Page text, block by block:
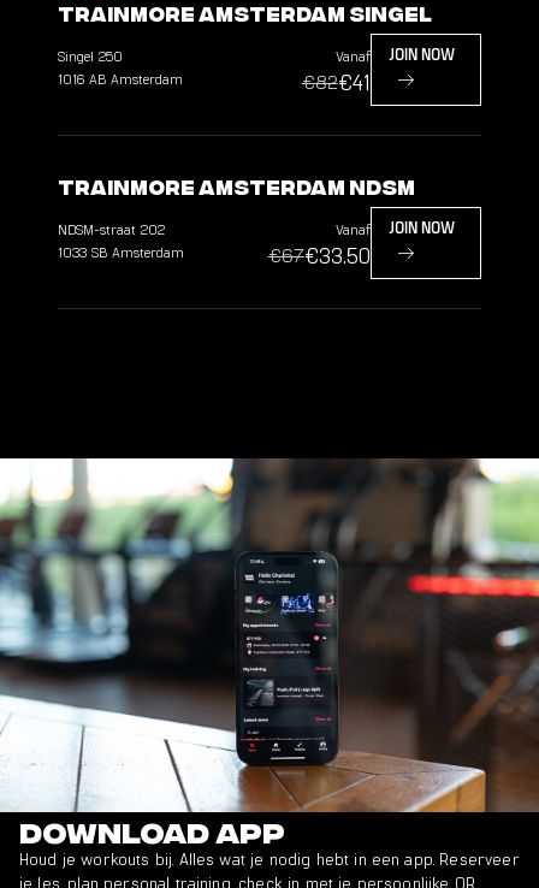
TrainMore Amsterdam Singel
Singel 250
1016 AB Amsterdam
Vanaf
€82€41
JOIN NOW
TrainMore Amsterdam NDSM
NDSM-straat 202
1033 SB Amsterdam
Vanaf
€67€33.50
JOIN NOW
Download app
Houd je workouts bij. Alles wat je nodig hebt in een app. Reserveer
je les, plan personal training, check in met je persoonlijke QR